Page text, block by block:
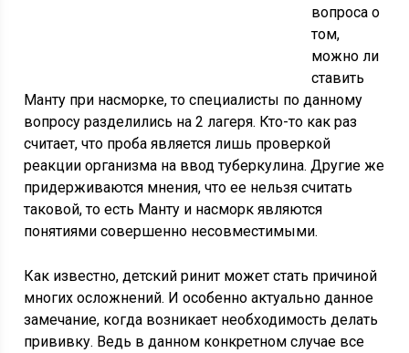
вопроса о
том,
можно ли
ставить
Манту при насморке, то специалисты по данному
вопросу разделились на 2 лагеря. Кто-то как раз
считает, что проба является лишь проверкой
реакции организма на ввод туберкулина. Другие же
придерживаются мнения, что ее нельзя считать
таковой, то есть Манту и насморк являются
понятиями совершенно несовместимыми.
Как известно, детский ринит может стать причиной
многих осложнений. И особенно актуально данное
замечание, когда возникает необходимость делать
прививку. Ведь в данном конкретном случае все